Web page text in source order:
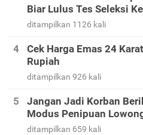
Biar Lulus Tes Seleksi
ditampilkan 1126 kali
Cek Harga Emas 24
Rupiah
ditampilkan 926 kali
Jangan Jadi Korban
Modus Penipuan
ditampilkan 659 kali